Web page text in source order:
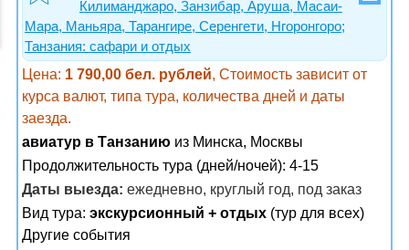
Килиманджаро, Занзибар, Аруша, Масаи-
Мара, Маньяра, Тарангире, Серенгети, Нгоронгоро;
Танзания: сафари и отдых
Цена: 1 790,00 бел. рублей, Стоимость зависит от
курса валют, типа тура, количества дней и даты
заезда.
авиатур в Танзанию из Минска, Москвы
Продолжительность тура (дней/ночей): 4-15
Даты выезда: ежедневно, круглый год, под заказ
Вид тура: экскурсионный + отдых (тур для всех)
Другие события